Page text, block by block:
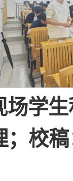
场学
；校